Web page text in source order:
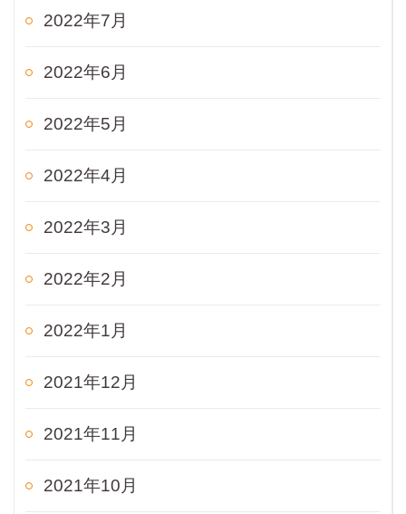
2022年7月
2022年6月
2022年5月
2022年4月
2022年3月
2022年2月
2022年1月
2021年12月
2021年11月
2021年10月